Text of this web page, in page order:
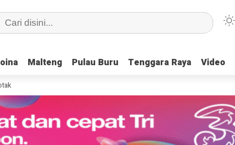
Malteng Pulau Buru Tenggara Raya Video
Malteng Pulau Buru Tenggara Raya Video